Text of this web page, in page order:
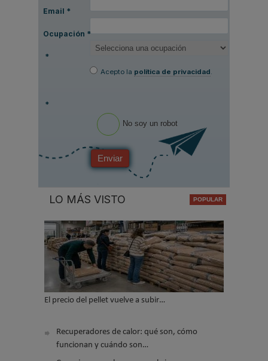
Email *
Ocupación *
*
Acepto la política de privacidad.
*
No soy un robot
Enviar
LO MÁS VISTO
El precio del pellet vuelve a subir…
Recuperadores de calor: qué son, cómo
funcionan y cuándo son…